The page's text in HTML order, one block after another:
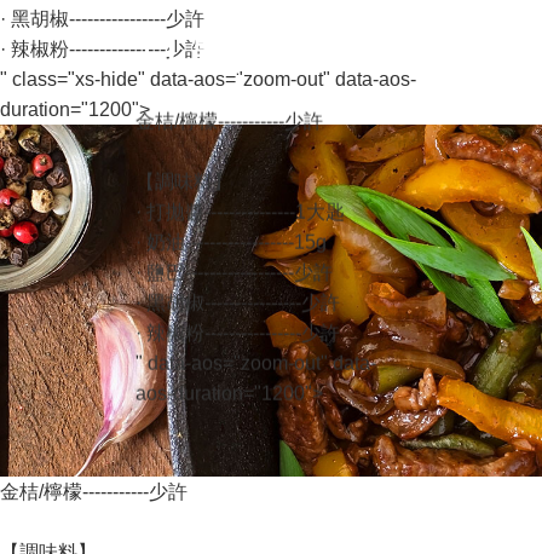
· 黑胡椒----------------少許
· 辣椒粉----------------少許
" class="xs-hide" data-aos="zoom-out" data-aos-
duration="1200">
金桔/檸檬-----------少許
金桔/檸檬-----------少許
【調味料】
· 打拋醬---------------1大匙
· 奶油------------------15g
· 鹽巴------------------少許
· 黑胡椒----------------少許
· 辣椒粉----------------少許
" data-aos="zoom-out" data-
aos-duration="1200">